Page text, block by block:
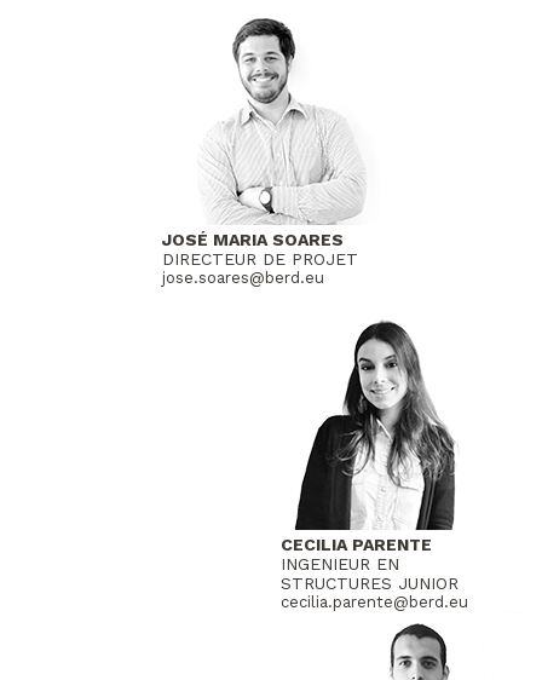
JOSÉ MARIA SOARES
DIRECTEUR DE PROJET
jose.soares@berd.eu
CECILIA PARENTE
INGENIEUR EN
STRUCTURES JUNIOR
cecilia.parente@berd.eu